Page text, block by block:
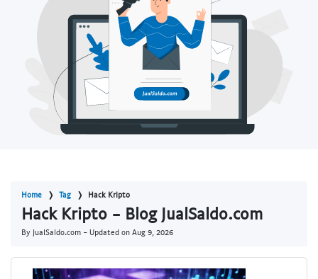
Home Tag Hack Kripto
Hack Kripto - Blog JualSaldo.com
By JualSaldo.com - Updated on Aug 9, 2026